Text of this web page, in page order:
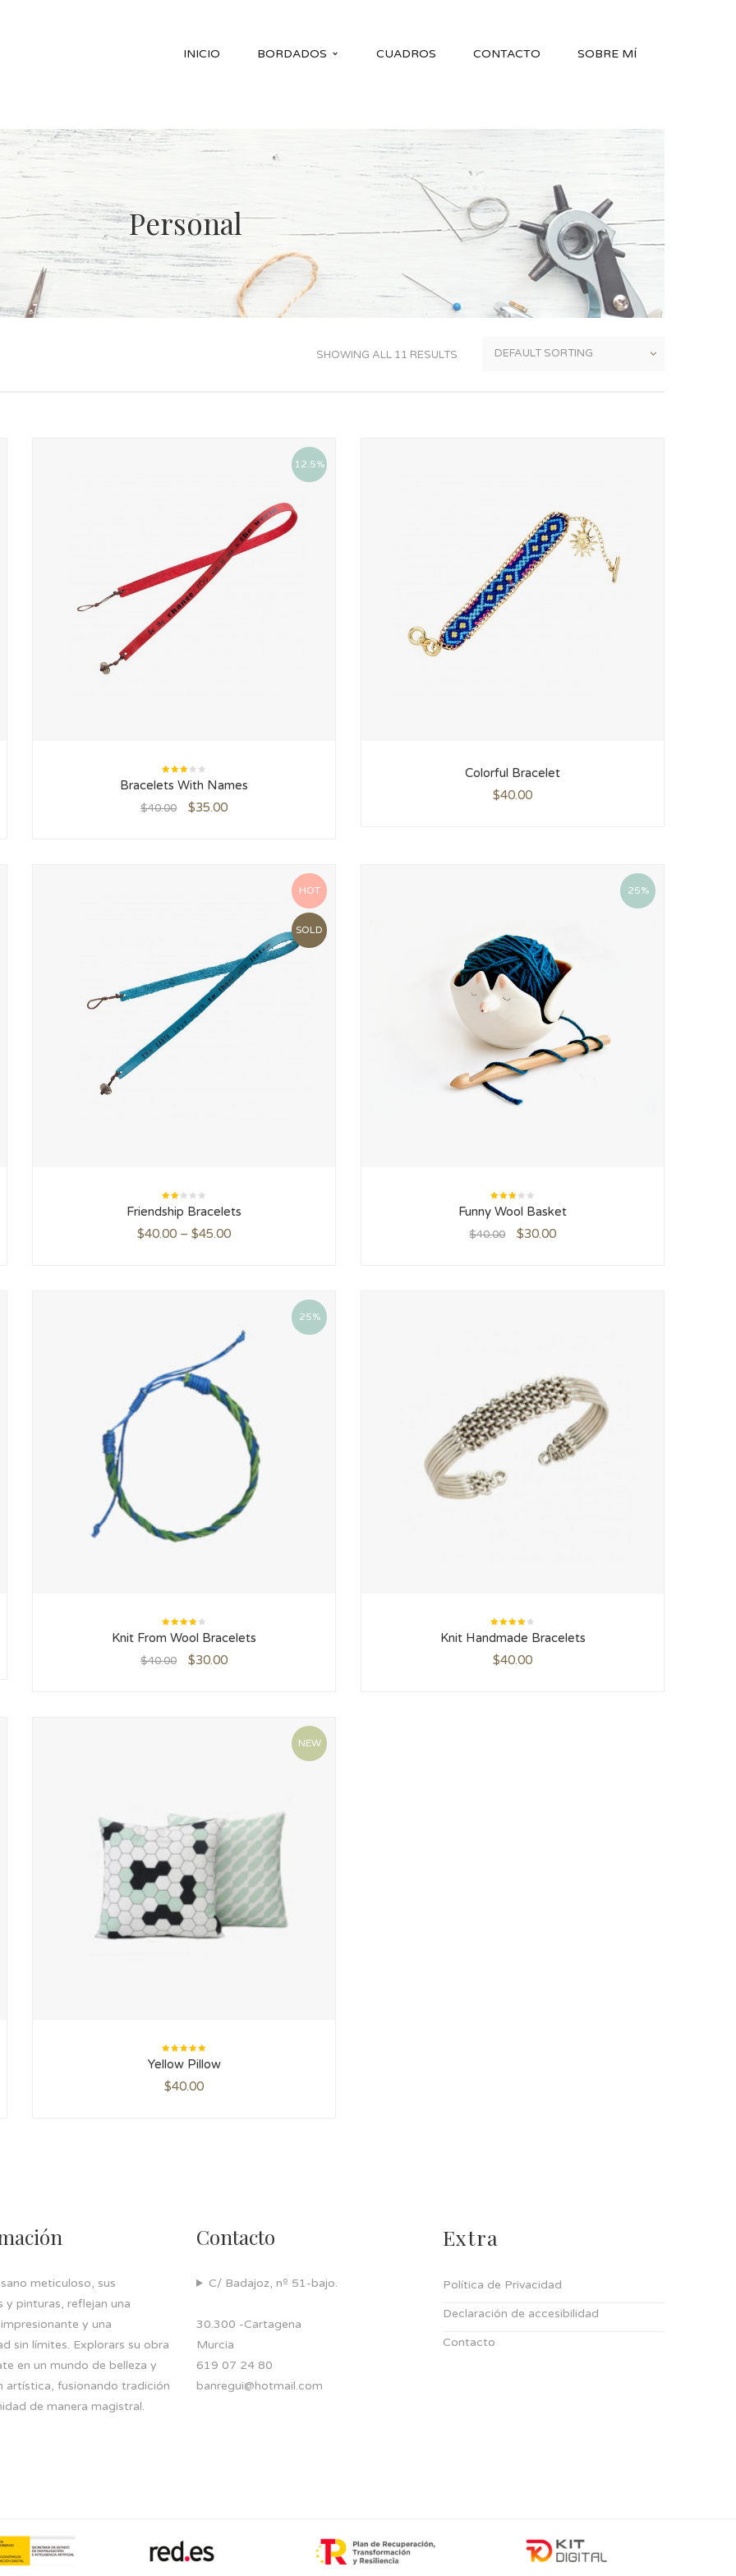
INICIO BORDADOS CUADROS CONTACTO SOBRE MÍ
Personal
SHOWING ALL 11 RESULTS
12.5%
Rated
3.00
Bracelets With Names
$40.00 $35.00
Colorful Bracelet
$40.00
HOT
SOLD
Rated
2.00
out
of
5
Friendship Bracelets
$40.00 – $45.00
25%
Rated
3.00
Funny Wool Basket
$40.00 $30.00
25%
Rated
4.00
Knit From Wool Bracelets
$40.00 $30.00
Rated
4.00
5
Knit Handmade Bracelets
$40.00
NEW
Rated
5.00
out
Yellow Pillow
$40.00
meticuloso, sus
y pinturas, reflejan una
y una
sin límites. Explorars su obra
en un mundo de belleza y
artística, fusionando tradición
de manera magistral.
Contacto
C/ Badajoz, nº 51-bajo.
30.300 -Cartagena
Murcia
619 07 24 80
banregui@hotmail.com
Extra
Política de Privacidad
Declaración de accesibilidad
Contacto